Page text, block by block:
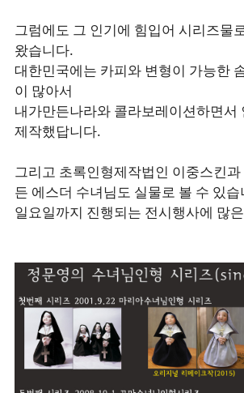
그럼에도 그 인기에 힘입어 시리즈물
왔습니다.
대한민국에는 카피와 변형이 가능한
이 많아서
내가만든나라와 콜라보레이션하면서
제작했답니다.
그리고 초록인형제작법인 이중스킨
든 에스더 수녀님도 실물로 볼 수 있습
일요일까지 진행되는 전시행사에 많